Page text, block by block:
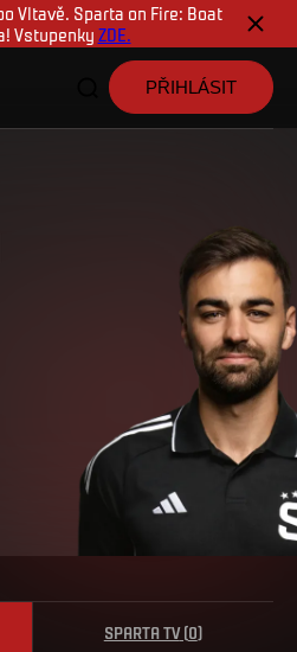
Vltavě. Sparta on Fire: Boat
Vstupenky ZDE.
PŘIHLÁSIT
SPARTA TV(0)